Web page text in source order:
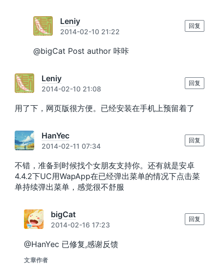
Leniy
2014-02-10 21:22
@bigCat Post author 咔咔
回复
Leniy
2014-02-10 21:08
用了下，网页版很方便。已经安装在手机上预留着了
回复
HanYec
2014-02-11 07:34
不错，准备到时候找个女朋友支持你。还有就是安卓
4.4.2下UC用WapApp在已经弹出菜单的情况下点击菜
单持续弹出菜单，感觉很不舒服
回复
bigCat
2014-02-16 17:23
@HanYec 已修复,感谢反馈
文章作者
回复